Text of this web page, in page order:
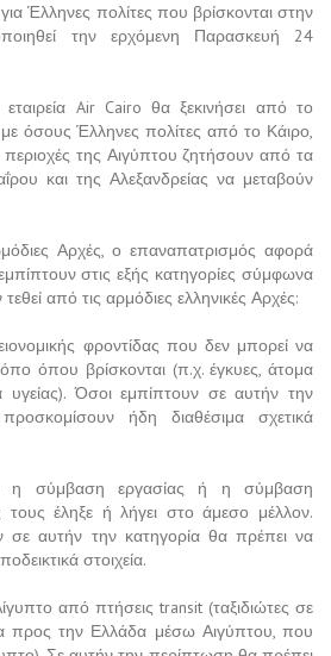
Έλληνες πολίτες που βρίσκονται στην
την ερχόμενη Παρασκευή 24
Air Cairo θα ξεκινήσει από το
όσους Έλληνες πολίτες από το Κάιρο,
περιοχές της Αιγύπτου ζητήσουν από τα
και της Αλεξανδρείας να μεταβούν
Αρχές, ο επαναπατρισμός αφορά
στις εξής κατηγορίες σύμφωνα
από τις αρμόδιες ελληνικές Αρχές:
φροντίδας που δεν μπορεί να
όπου βρίσκονται (π.χ. έγκυες, άτομα
Όσοι εμπίπτουν σε αυτήν την
ήδη διαθέσιμα σχετικά
η σύμβαση εργασίας ή η σύμβαση
τους έληξε ή λήγει στο άμεσο μέλλον.
σε αυτήν την κατηγορία θα πρέπει να
στοιχεία.
από πτήσεις transit (ταξιδιώτες σε
προς την Ελλάδα μέσω Αιγύπτου, που